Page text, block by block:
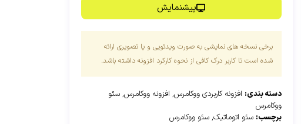
پیشنمایش
برخی نسخه های نمایشی به صورت ویدئویی و یا تصویری ارائه
شده است تا کاربر درک کافی از نحوه کارکرد افزونه داشته باشد.
دسته بندی: افزونه کاربردی ووکامرس, افزونه ووکامرس,سئو
ووکامرس
برچسب: سئو اتوماتیک,سئو ووکامرس